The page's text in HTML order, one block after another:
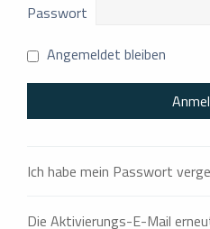
Passwort
Angemeldet bleiben
Ich habe mein Passwort
Die Aktivierungs-E-Mail